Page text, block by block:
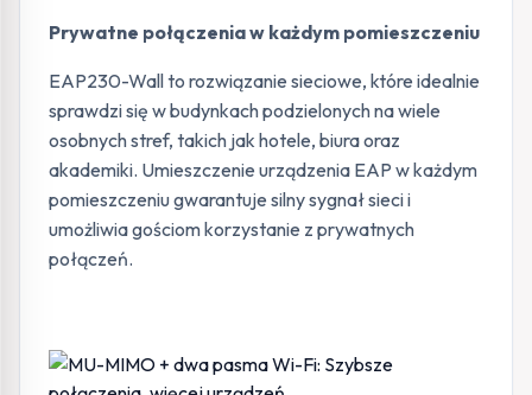
Prywatne połączenia w każdym pomieszczeniu
EAP230-Wall to rozwiązanie sieciowe, które idealnie
sprawdzi się w budynkach podzielonych na wiele
osobnych stref, takich jak hotele, biura oraz
akademiki. Umieszczenie urządzenia EAP w każdym
pomieszczeniu gwarantuje silny sygnał sieci i
umożliwia gościom korzystanie z prywatnych
połączeń.